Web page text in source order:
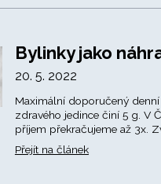
Bylinky jako
20. 5. 2022
Maximální doporučený
zdravého jedince činí 5 g. V
příjem překračujeme až 3x.
Přejít na článek